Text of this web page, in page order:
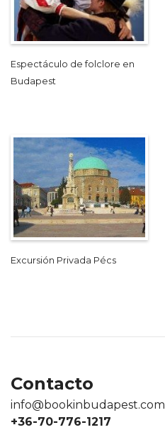
Espectáculo de folclore en
Budapest
Excursión Privada Pécs
Contacto
info@bookinbudapest.com
+36-70-776-1217